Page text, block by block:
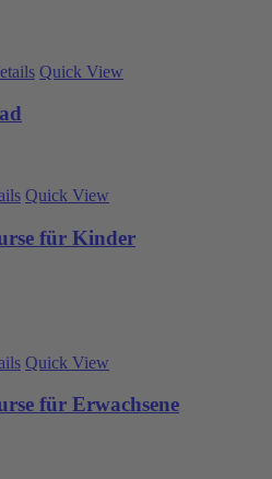
Quick View
Quick View
für Kinder
Quick View
für Erwachsene